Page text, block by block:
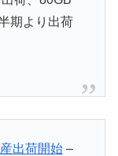
期より出荷
出荷開始–